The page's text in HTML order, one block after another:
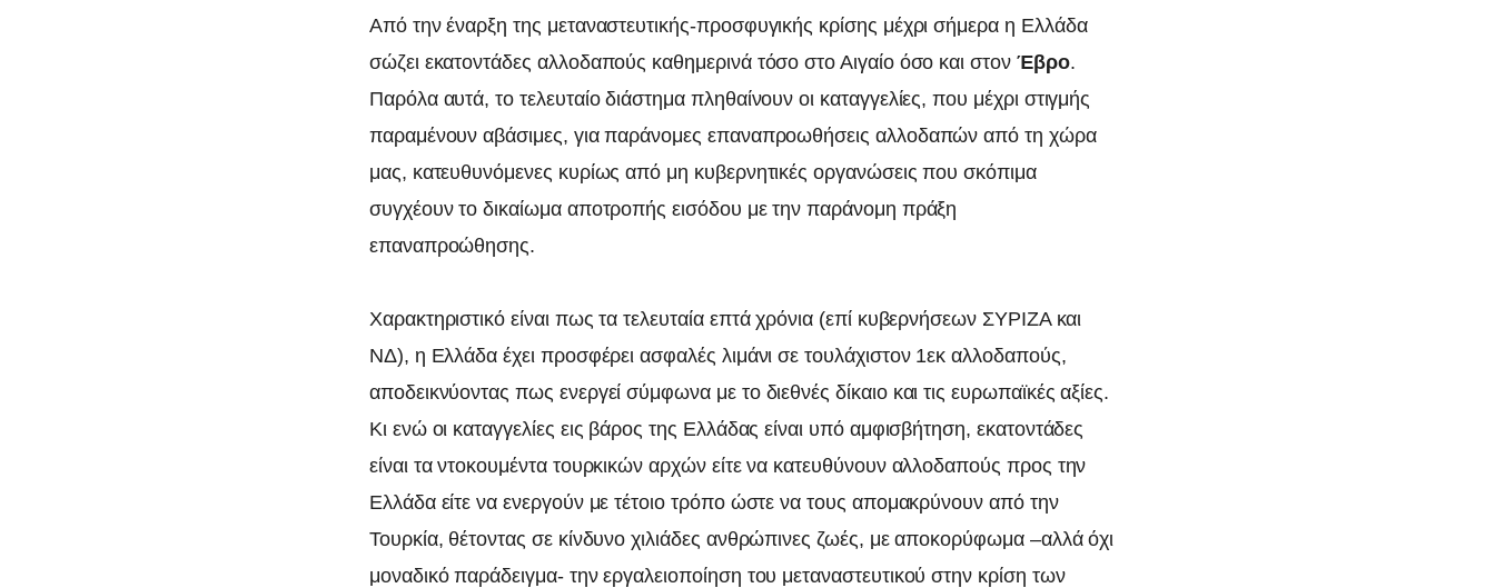
Από την έναρξη της μεταναστευτικής-προσφυγικής κρίσης μέχρι σήμερα η Ελλάδα
σώζει εκατοντάδες αλλοδαπούς καθημερινά τόσο στο Αιγαίο όσο και στον Έβρο.
Παρόλα αυτά, το τελευταίο διάστημα πληθαίνουν οι καταγγελίες, που μέχρι στιγμής
παραμένουν αβάσιμες, για παράνομες επαναπροωθήσεις αλλοδαπών από τη χώρα
μας, κατευθυνόμενες κυρίως από μη κυβερνητικές οργανώσεις που σκόπιμα
συγχέουν το δικαίωμα αποτροπής εισόδου με την παράνομη πράξη
επαναπροώθησης.
Χαρακτηριστικό είναι πως τα τελευταία επτά χρόνια (επί κυβερνήσεων ΣΥΡΙΖΑ και
ΝΔ), η Ελλάδα έχει προσφέρει ασφαλές λιμάνι σε τουλάχιστον 1εκ αλλοδαπούς,
αποδεικνύοντας πως ενεργεί σύμφωνα με το διεθνές δίκαιο και τις ευρωπαϊκές αξίες.
Κι ενώ οι καταγγελίες εις βάρος της Ελλάδας είναι υπό αμφισβήτηση, εκατοντάδες
είναι τα ντοκουμέντα τουρκικών αρχών είτε να κατευθύνουν αλλοδαπούς προς την
Ελλάδα είτε να ενεργούν με τέτοιο τρόπο ώστε να τους απομακρύνουν από την
Τουρκία, θέτοντας σε κίνδυνο χιλιάδες ανθρώπινες ζωές, με αποκορύφωμα –αλλά όχι
μοναδικό παράδειγμα- την εργαλειοποίηση του μεταναστευτικού στην κρίση των